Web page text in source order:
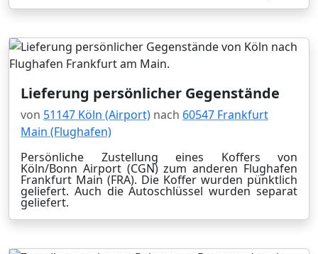
Lieferung persönlicher Gegenstände
von 51147 Köln (Airport) nach 60547 Frankfurt
Main (Flughafen)
Persönliche Zustellung eines Koffers von
Köln/Bonn Airport (CGN) zum anderen Flughafen
Frankfurt Main (FRA). Die Koffer wurden pünktlich
geliefert. Auch die Autoschlüssel wurden separat
geliefert.